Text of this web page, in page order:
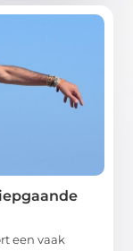
een vaak